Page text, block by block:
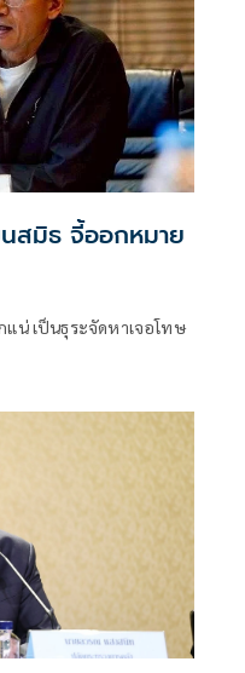
แน่ เป็นธุระจัดหาเจอโทษ